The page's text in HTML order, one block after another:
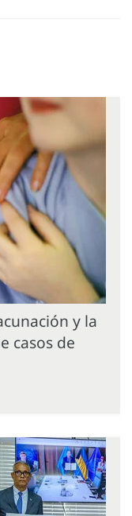
y la
casos de